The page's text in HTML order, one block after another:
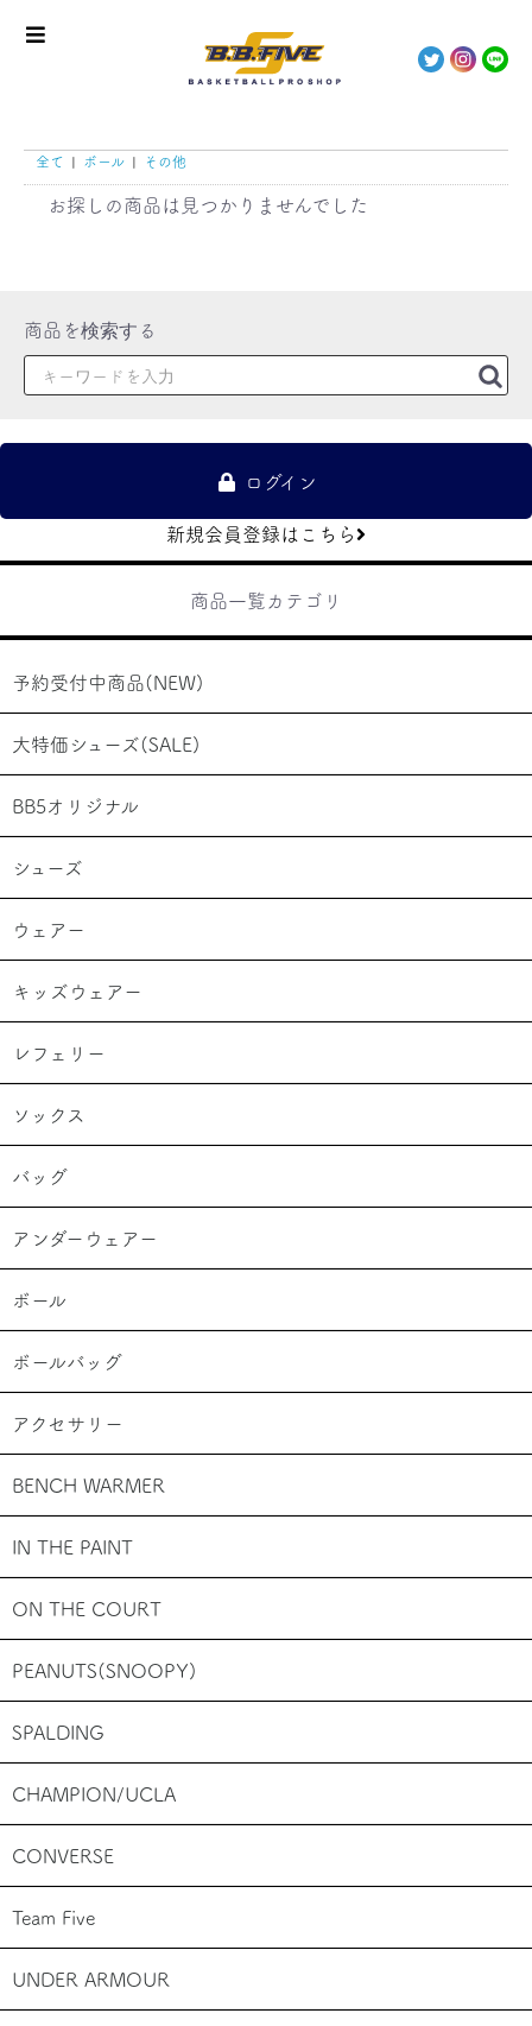
ログイン
新規会員登録はこちら
商品一覧カテゴリ
予約受付中商品(NEW)
大特価シューズ(SALE)
BB5オリジナル
シューズ
ウェアー
キッズウェアー
レフェリー
ソックス
バッグ
アンダーウェアー
ボール
ボールバッグ
アクセサリー
BENCH WARMER
IN THE PAINT
ON THE COURT
PEANUTS(SNOOPY)
SPALDING
CHAMPION/UCLA
CONVERSE
Team Five
UNDER ARMOUR
全て | ボール | その他
お探しの商品は見つかりませんでした